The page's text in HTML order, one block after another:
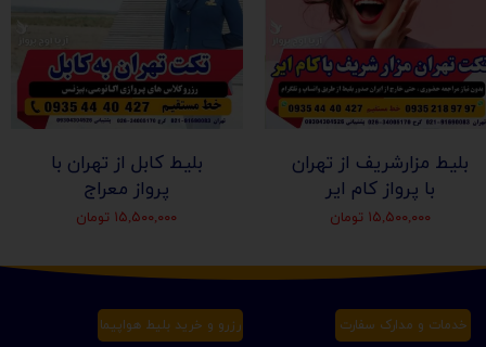
بلیط مزارشریف از تهران
با پرواز کام ایر
۱۵,۵۰۰,۰۰۰ تومان
بلیط کابل از تهران با
پرواز معراج
۱۵,۵۰۰,۰۰۰ تومان
خدمات و مدارک سفارت رزرو و خرید بلیط هواپیما